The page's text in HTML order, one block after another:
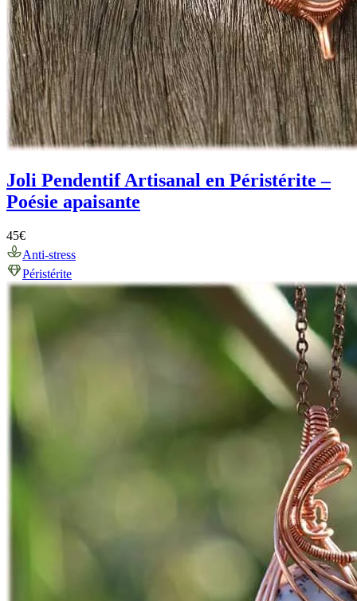
Joli Pendentif Artisanal en Péristérite –
Poésie apaisante
45€
Anti-stress
Péristérite